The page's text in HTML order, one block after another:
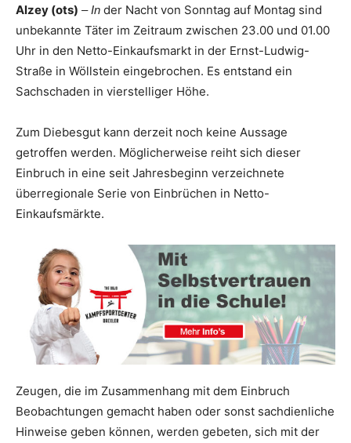
Alzey (ots) – In der Nacht von Sonntag auf Montag sind
unbekannte Täter im Zeitraum zwischen 23.00 und 01.00
Uhr in den Netto-Einkaufsmarkt in der Ernst-Ludwig-
Straße in Wöllstein eingebrochen. Es entstand ein
Sachschaden in vierstelliger Höhe.
Zum Diebesgut kann derzeit noch keine Aussage
getroffen werden. Möglicherweise reiht sich dieser
Einbruch in eine seit Jahresbeginn verzeichnete
überregionale Serie von Einbrüchen in Netto-
Einkaufsmärkte.
Zeugen, die im Zusammenhang mit dem Einbruch
Beobachtungen gemacht haben oder sonst sachdienliche
Hinweise geben können, werden gebeten, sich mit der